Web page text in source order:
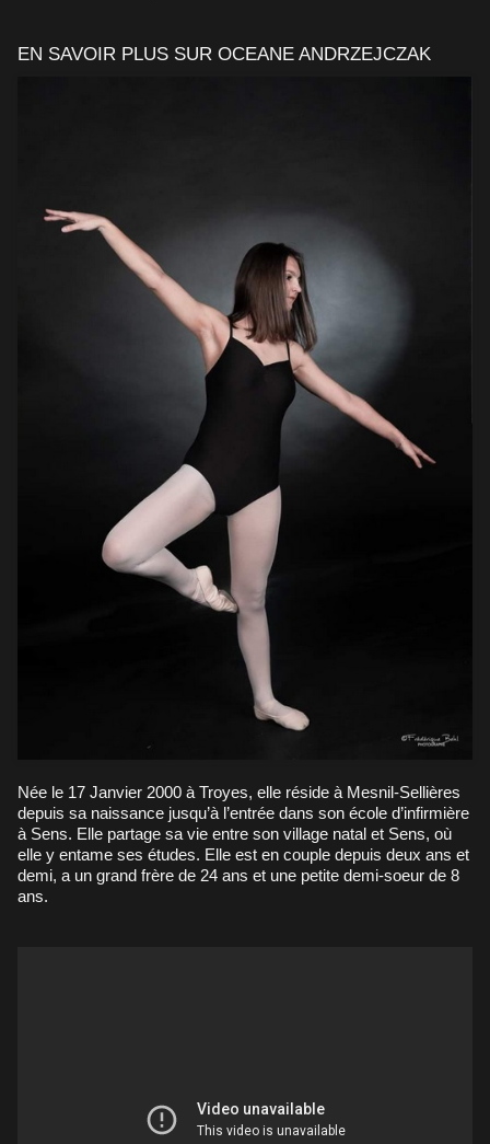
EN SAVOIR PLUS SUR OCEANE ANDRZEJCZAK
Née le 17 Janvier 2000 à Troyes, elle réside à Mesnil-Sellières
depuis sa naissance jusqu’à l’entrée dans son école d’infirmière
à Sens. Elle partage sa vie entre son village natal et Sens, où
elle y entame ses études. Elle est en couple depuis deux ans et
demi, a un grand frère de 24 ans et une petite demi-soeur de 8
ans.